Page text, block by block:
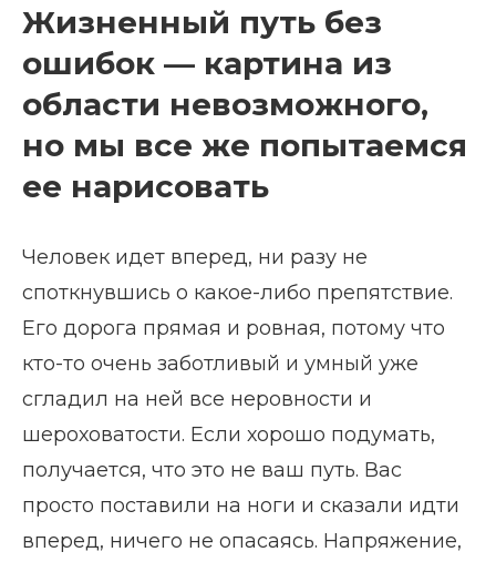
Жизненный путь без
ошибок — картина из
области невозможного,
но мы все же попытаемся
ее нарисовать
Человек идет вперед, ни разу не
споткнувшись о какое-либо препятствие.
Его дорога прямая и ровная, потому что
кто-то очень заботливый и умный уже
сгладил на ней все неровности и
шероховатости. Если хорошо подумать,
получается, что это не ваш путь. Вас
просто поставили на ноги и сказали идти
вперед, ничего не опасаясь. Напряжение,